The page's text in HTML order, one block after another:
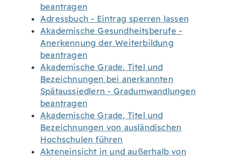
beantragen
Adressbuch - Eintrag sperren lassen
Akademische Gesundheitsberufe -
Anerkennung der Weiterbildung
beantragen
Akademische Grade, Titel und
Bezeichnungen bei anerkannten
Spätaussiedlern - Gradumwandlungen
beantragen
Akademische Grade, Titel und
Bezeichnungen von ausländischen
Hochschulen führen
Akteneinsicht in und außerhalb von